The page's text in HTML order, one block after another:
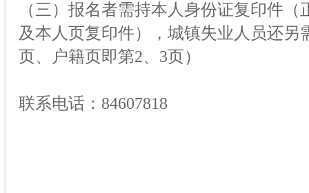
（三）报名者需持本人身份证复印件
及本人页复印件），城镇失业人员还
页、户籍页即第2、3页）
联系电话：84607818